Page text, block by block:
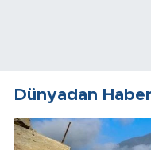
Dünyadan